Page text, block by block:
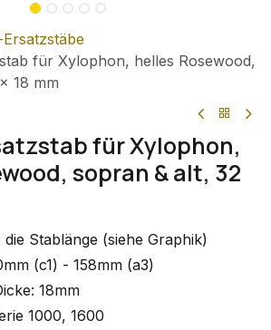
für Xylophon, helles Rosewood,
18 mm
für Xylophon,
sopran & alt, 32
Stablänge (siehe Graphik)
(c1) - 158mm (a3)
18mm
1000, 1600